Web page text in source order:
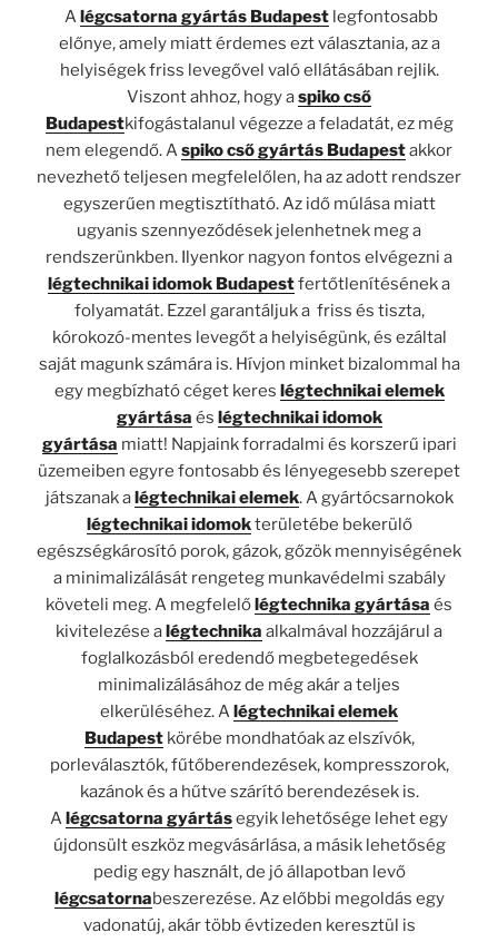
Alégcsatorna gyártás Budapestlegfontosabb
előnye, amely miatt érdemes ezt választania, az a
helyiségek friss levegővel való ellátásában rejlik.
Viszont ahhoz, hogy aspiko cső
Budapestkifogástalanul végezze a feladatát, ez még
nem elegendő. Aspiko cső gyártás Budapestakkor
nevezhető teljesen megfelelőlen, ha az adott rendszer
egyszerűen megtisztítható. Az idő múlása miatt
ugyanis szennyeződések jelenhetnek meg a
rendszerünkben. Ilyenkor nagyon fontos elvégezni a
légtechnikai idomok Budapestfertőtlenítésének a
folyamatát. Ezzel garantáljuk a friss és tiszta,
kórokozó-mentes levegőt a helyiségünk, és ezáltal
saját magunk számára is. Hívjon minket bizalommal ha
egy megbízható céget keres légtechnikai elemek
gyártása és légtechnikai idomok
gyártása miatt! Napjaink forradalmi és korszerű ipari
üzemeiben egyre fontosabb és lényegesebb szerepet
játszanak alégtechnikai elemek. A gyártócsarnokok
légtechnikai idomokterületébe bekerülő
egészségkárosító porok, gázok, gőzök mennyiségének
a minimalizálását rengeteg munkavédelmi szabály
követeli meg. A megfelelőlégtechnika gyártása és
kivitelezése alégtechnika alkalmával hozzájárul a
foglalkozásból eredendő megbetegedések
minimalizálásához de még akár a teljes
elkerüléséhez. Alégtechnikai elemek
Budapest körébe mondhatóak az elszívók,
porleválasztók, fűtőberendezések, kompresszorok,
kazánok és a hűtve szárító berendezések is.
Alégcsatorna gyártásegyik lehetősége lehet egy
újdonsült eszköz megvásárlása, a másik lehetőség
pedig egy használt, de jó állapotban levő
légcsatornabeszerezése. Az előbbi megoldás egy
vadonatúj, akár több évtizeden keresztül is